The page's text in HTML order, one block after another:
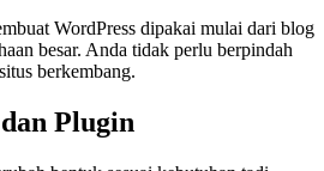
WordPress dipakai mulai dari blog
besar. Anda tidak perlu berpindah
berkembang.
Plugin